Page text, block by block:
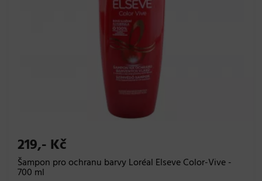
219,- Kč
Šampon pro ochranu barvy Loréal Elseve Color-Vive -
700 ml